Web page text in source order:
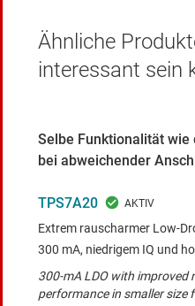
Ähnliche
interessant sein
Selbe Funktionalität
bei abweichender
TPS7A20
Extrem rauscharmer Low-
300 mA, niedrigem IQ und
300-mA LDO with improved
performance in smaller size